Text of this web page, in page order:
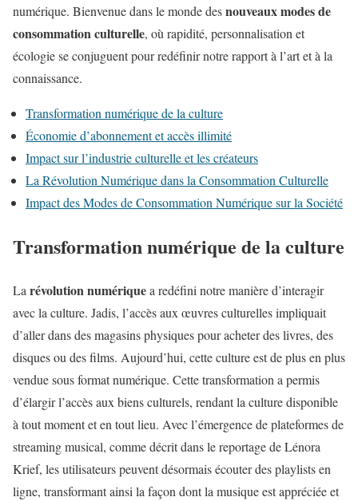
numérique. Bienvenue dans le monde desnouveaux modes de
consommation culturelle, où rapidité, personnalisation et
écologie se conjuguent pour redéfinir notre rapport à l’art et à la
connaissance.
Transformation numérique de la culture
Économie d’abonnement et accès illimité
Impact sur l’industrie culturelle et les créateurs
La Révolution Numérique dans la Consommation Culturelle
Impact des Modes de Consommation Numérique sur la Société
Transformation numérique de la culture
La révolution numériquea redéfini notre manière d’interagir
avec la culture. Jadis, l’accès aux œuvres culturelles impliquait
d’aller dans des magasins physiques pour acheter des livres, des
disques ou des films. Aujourd’hui, cette culture est de plus en plus
vendue sous format numérique. Cette transformation a permis
d’élargir l’accès aux biens culturels, rendant la culture disponible
à tout moment et en tout lieu. Avec l’émergence de plateformes de
streaming musical, comme décrit dans le reportage de Lénora
Krief, les utilisateurs peuvent désormais écouter des playlists en
ligne, transformant ainsi la façon dont la musique est appréciée et